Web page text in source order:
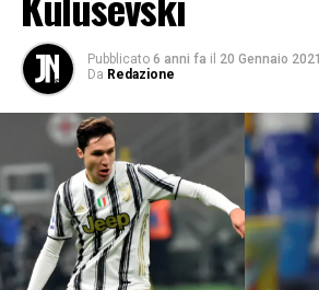
Pubblicato 6 anni fa il 20 Gennaio 2021
Da Redazione